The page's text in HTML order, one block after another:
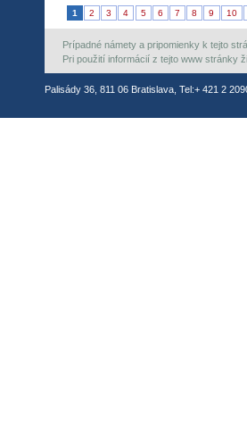
1 2 3 4 5 6 7 8 9 10
Prípadné námety a pripomienky k tejto
Pri použití informácií z tejto www stránky
Palisády 36, 811 06 Bratislava, Tel:+ 421 2